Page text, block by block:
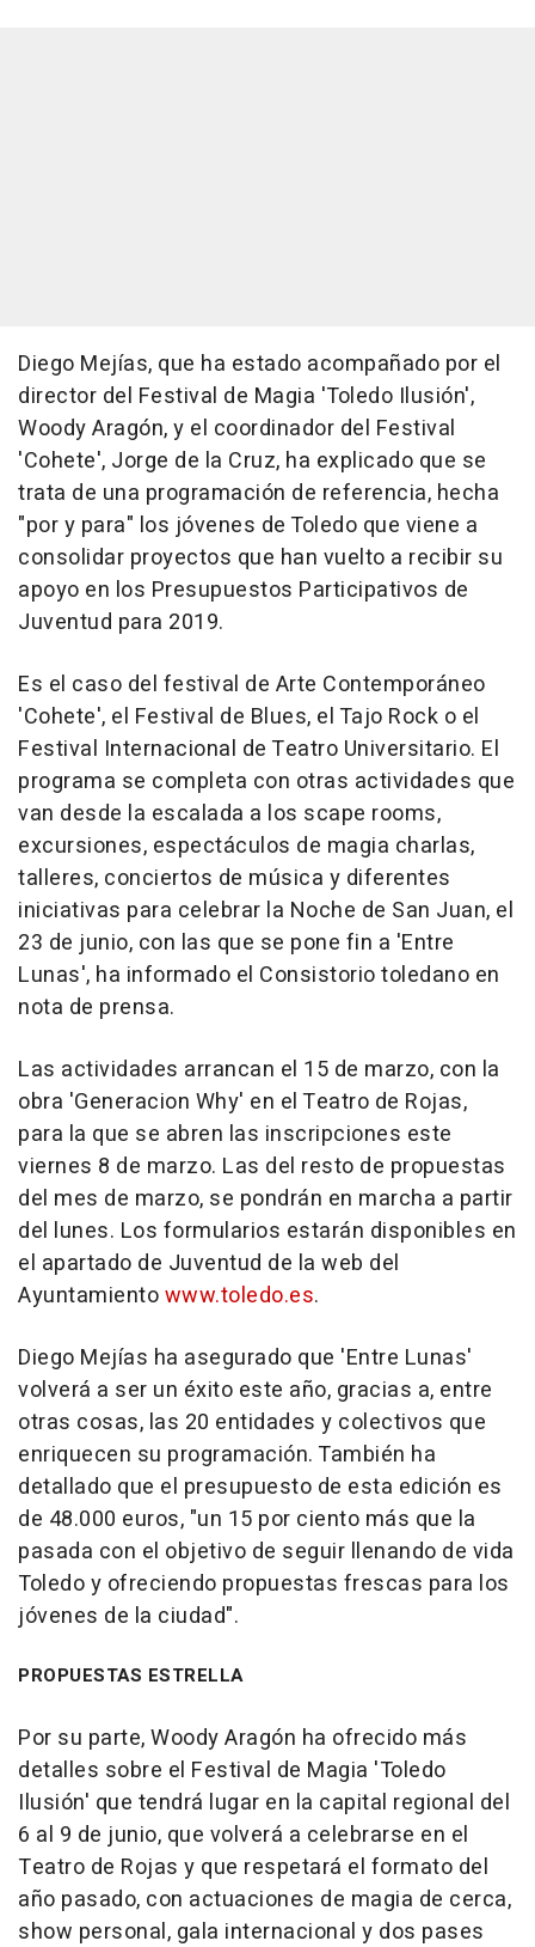
Diego Mejías, que ha estado acompañado por el
director del Festival de Magia 'Toledo Ilusión',
Woody Aragón, y el coordinador del Festival
'Cohete', Jorge de la Cruz, ha explicado que se
trata de una programación de referencia, hecha
"por y para" los jóvenes de Toledo que viene a
consolidar proyectos que han vuelto a recibir su
apoyo en los Presupuestos Participativos de
Juventud para 2019.
Es el caso del festival de Arte Contemporáneo
'Cohete', el Festival de Blues, el Tajo Rock o el
Festival Internacional de Teatro Universitario. El
programa se completa con otras actividades que
van desde la escalada a los scape rooms,
excursiones, espectáculos de magia charlas,
talleres, conciertos de música y diferentes
iniciativas para celebrar la Noche de San Juan, el
23 de junio, con las que se pone fin a 'Entre
Lunas', ha informado el Consistorio toledano en
nota de prensa.
Las actividades arrancan el 15 de marzo, con la
obra 'Generacion Why' en el Teatro de Rojas,
para la que se abren las inscripciones este
viernes 8 de marzo. Las del resto de propuestas
del mes de marzo, se pondrán en marcha a partir
del lunes. Los formularios estarán disponibles en
el apartado de Juventud de la web del
Ayuntamientowww.toledo.es.
Diego Mejías ha asegurado que 'Entre Lunas'
volverá a ser un éxito este año, gracias a, entre
otras cosas, las 20 entidades y colectivos que
enriquecen su programación. También ha
detallado que el presupuesto de esta edición es
de 48.000 euros, "un 15 por ciento más que la
pasada con el objetivo de seguir llenando de vida
Toledo y ofreciendo propuestas frescas para los
jóvenes de la ciudad".
PROPUESTAS ESTRELLA
Por su parte, Woody Aragón ha ofrecido más
detalles sobre el Festival de Magia 'Toledo
Ilusión' que tendrá lugar en la capital regional del
6 al 9 de junio, que volverá a celebrarse en el
Teatro de Rojas y que respetará el formato del
año pasado, con actuaciones de magia de cerca,
show personal, gala internacional y dos pases